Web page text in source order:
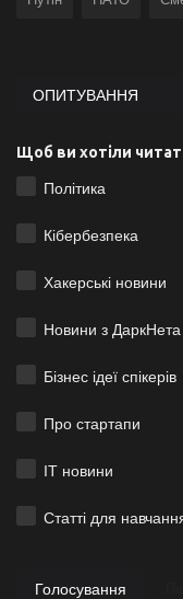
ОПИТУВАННЯ
Щоб ви хотіли
Політика
Кібербезпека
Хакерські новини
Новини з ДаркНета
Бізнес ідеї спікерів
Про стартапи
ІТ новини
Статті для
Голосування